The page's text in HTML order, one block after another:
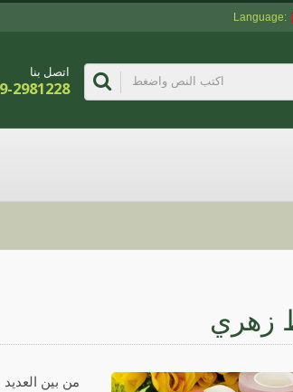
اتصل بنا
2981228
زهري